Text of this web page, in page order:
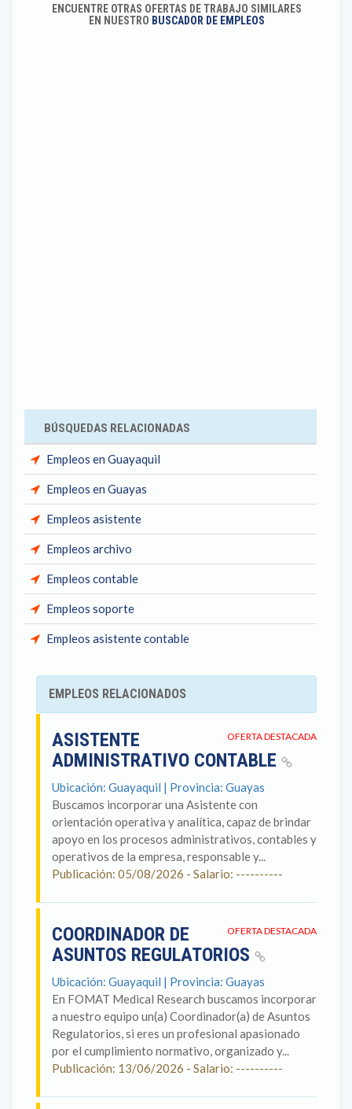
ENCUENTRE OTRAS OFERTAS DE TRABAJO SIMILARES
EN NUESTRO BUSCADOR DE EMPLEOS
BÚSQUEDAS RELACIONADAS
Empleos en Guayaquil
Empleos en Guayas
Empleos asistente
Empleos archivo
Empleos contable
Empleos soporte
Empleos asistente contable
EMPLEOS RELACIONADOS
OFERTA DESTACADA
ASISTENTE
ADMINISTRATIVO CONTABLE
Ubicación: Guayaquil | Provincia: Guayas
Buscamos incorporar una Asistente con
orientación operativa y analítica, capaz de brindar
apoyo en los procesos administrativos, contables y
operativos de la empresa, responsable y...
Publicación: 05/08/2026 - Salario: ----------
OFERTA DESTACADA
COORDINADOR DE
ASUNTOS REGULATORIOS
Ubicación: Guayaquil | Provincia: Guayas
En FOMAT Medical Research buscamos incorporar
a nuestro equipo un(a) Coordinador(a) de Asuntos
Regulatorios, si eres un profesional apasionado
por el cumplimiento normativo, organizado y...
Publicación: 13/06/2026 - Salario: ----------